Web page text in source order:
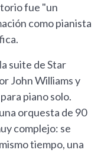
fue "un
como pianista
suite de Star
John Williams y
piano solo.
orquesta de 90
complejo: se
tiempo, una